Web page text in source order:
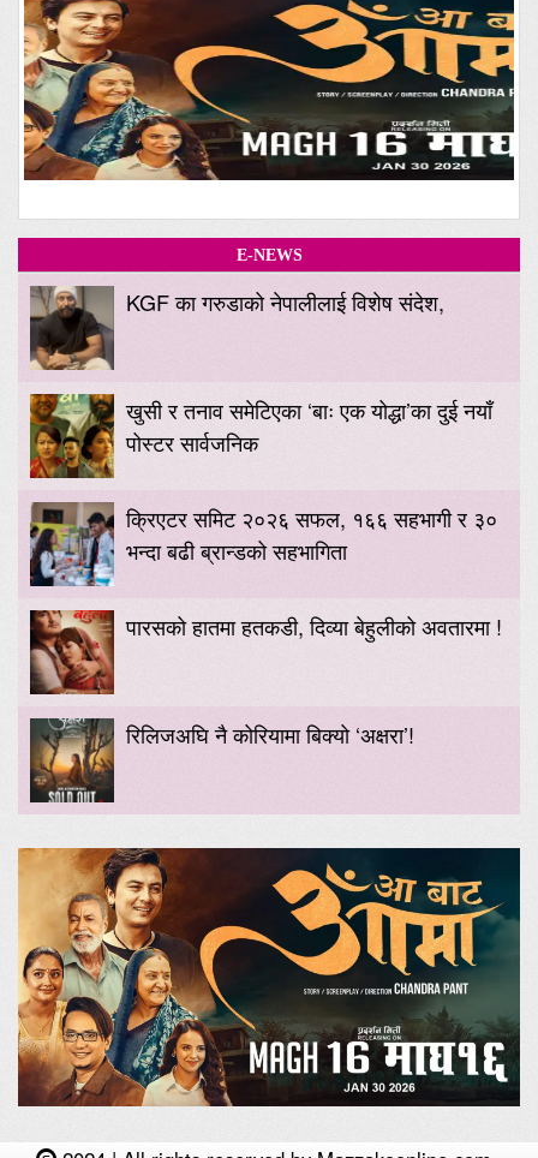
E-NEWS
KGF का गरुडाको नेपालीलाई विशेष संदेश,
खुसी र तनाव समेटिएका ‘बाः एक योद्धा’का दुई नयाँ
पोस्टर सार्वजनिक
क्रिएटर समिट २०२६ सफल, १६६ सहभागी र ३०
भन्दा बढी ब्रान्डको सहभागिता
पारसको हातमा हतकडी, दिव्या बेहुलीको अवतारमा !
रिलिजअघि नै कोरियामा बिक्यो ‘अक्षरा’!